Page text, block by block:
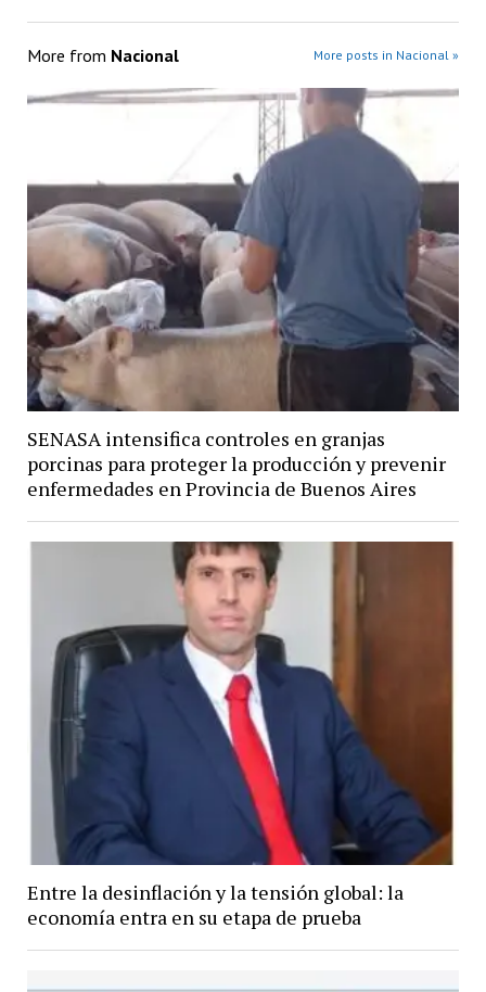
More from Nacional More posts in Nacional »
SENASA intensifica controles en granjas
porcinas para proteger la producción y prevenir
enfermedades en Provincia de Buenos Aires
Entre la desinflación y la tensión global: la
economía entra en su etapa de prueba